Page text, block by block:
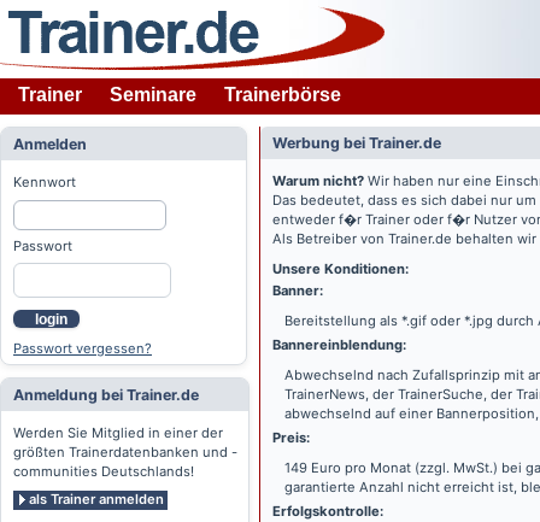
Trainer Seminare Trainerbörse
Anmelden
Kennwort
Passwort
login
Passwort vergessen?
Anmeldung bei Trainer.de
Werden Sie Mitglied in einer der
größten Trainerdatenbanken und -
communities Deutschlands!
als Trainer anmelden
Werbung bei Trainer.de
Warum nicht? Wir haben nur eine
Das bedeutet, dass es sich dabei nur
entweder f�r Trainer oder f�r Nutzer
Als Betreiber von Trainer.de behalten
Unsere Konditionen:
Banner:
Bereitstellung als *.gif oder *.jpg durch
Bannereinblendung:
Abwechselnd nach Zufallsprinzip mit
TrainerNews, der TrainerSuche, der
abwechselnd auf einer
Preis:
149 Euro pro Monat (zzgl. MwSt.) bei
garantierte Anzahl nicht erreicht ist,
Erfolgskontrolle: